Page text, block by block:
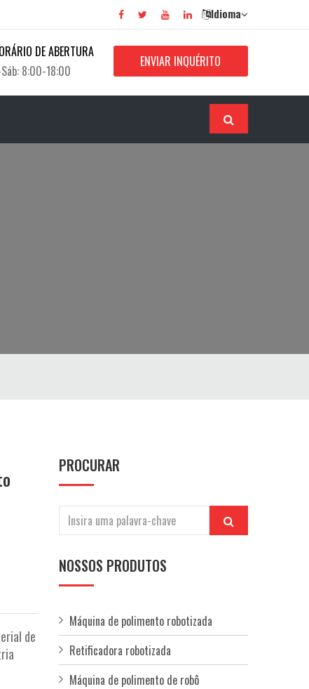
Idioma
DE ABERTURA
8:00-18:00
ENVIAR INQUÉRITO
de
PROCURAR
NOSSOS PRODUTOS
Máquina de polimento robotizada
Retificadora robotizada
Máquina de polimento de robô